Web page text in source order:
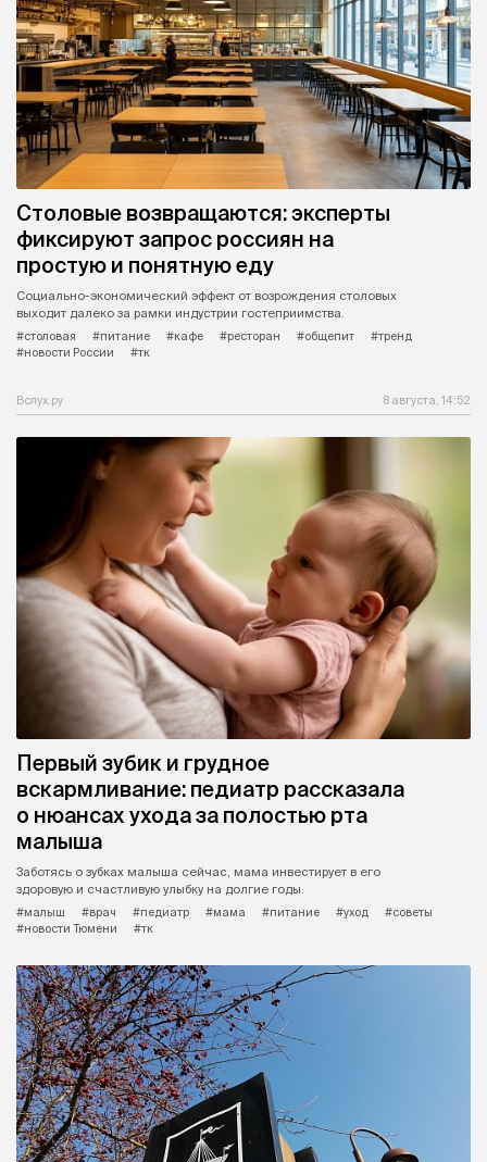
Столовые возвращаются: эксперты
фиксируют запрос россиян на
простую и понятную еду
Социально-экономический эффект от возрождения столовых
выходит далеко за рамки индустрии гостеприимства.
#столовая
#питание #кафе #ресторан #общепит
#тренд
#новости России
#тк
Вслух.ру 8 августа, 14:52
Первый зубик и грудное
вскармливание: педиатр рассказала
о нюансах ухода за полостью рта
малыша
Заботясь о зубках малыша сейчас, мама инвестирует в его
здоровую и счастливую улыбку на долгие годы.
#малыш
#врач #педиатр #мама #питание #уход
#советы
#новости Тюмени
#тк